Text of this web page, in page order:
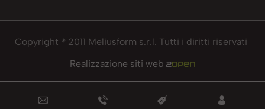
Copyright ® 2011 Meliusform s.r.l. Tutti i diritti riservati
Realizzazione siti web